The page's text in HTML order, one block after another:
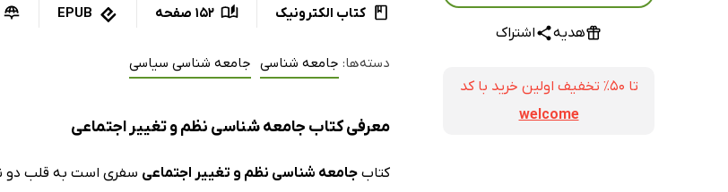
هدیه اشتراک
تا ۵۰٪ تخفیف اولین خرید با کد
welcome
کتاب الکترونیک 152 صفحه EPUB
دسته‌ها: جامعه شناسی جامعه شناسی سیاسی
معرفی کتاب جامعه شناسی نظم و تغییر اجتماعی
کتاب جامعه شناسی نظم و تغییر اجتماعی سفری است به قلب دو